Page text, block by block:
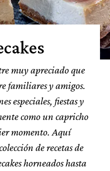
muy apreciado que
familiares y amigos.
especiales, fiestas y
como un capricho
momento. Aquí
de recetas de
horneados hasta